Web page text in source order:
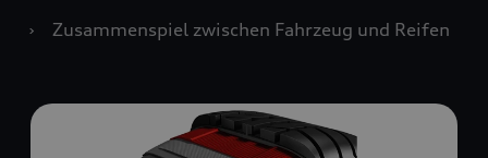
›
Zusammenspiel zwischen Fahrzeug und Reifen